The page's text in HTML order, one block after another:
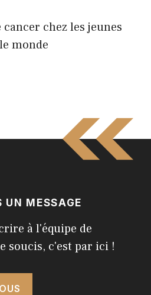
chez les jeunes
monde
UN MESSAGE
à l'équipe de
soucis, c'est par ici !